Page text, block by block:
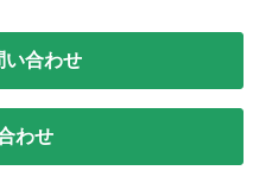
い合わせ
わせ